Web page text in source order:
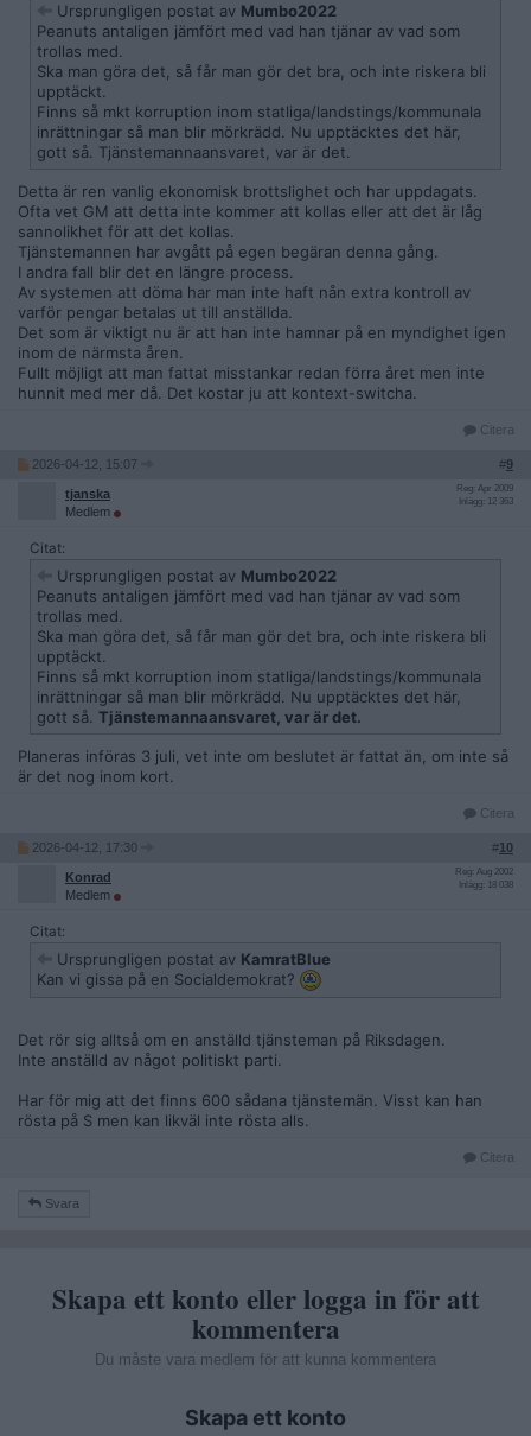
Ursprungligen postat av Mumbo2022
Peanuts antaligen jämfört med vad han tjänar av vad som
trollas med.
Ska man göra det, så får man gör det bra, och inte riskera bli
upptäckt.
Finns så mkt korruption inom statliga/landstings/kommunala
inrättningar så man blir mörkrädd. Nu upptäcktes det här,
gott så. Tjänstemannaansvaret, var är det.
Detta är ren vanlig ekonomisk brottslighet och har uppdagats.
Ofta vet GM att detta inte kommer att kollas eller att det är låg
sannolikhet för att det kollas.
Tjänstemannen har avgått på egen begäran denna gång.
I andra fall blir det en längre process.
Av systemen att döma har man inte haft nån extra kontroll av
varför pengar betalas ut till anställda.
Det som är viktigt nu är att han inte hamnar på en myndighet igen
inom de närmsta åren.
Fullt möjligt att man fattat misstankar redan förra året men inte
hunnit med mer då. Det kostar ju att kontext-switcha.
Citera
2026-04-12, 15:07 #9
tjanska
Medlem
Reg: Apr 2009
Inlägg: 12 363
Citat:
Ursprungligen postat av Mumbo2022
Peanuts antaligen jämfört med vad han tjänar av vad som
trollas med.
Ska man göra det, så får man gör det bra, och inte riskera bli
upptäckt.
Finns så mkt korruption inom statliga/landstings/kommunala
inrättningar så man blir mörkrädd. Nu upptäcktes det här,
gott så. Tjänstemannaansvaret, var är det.
Planeras införas 3 juli, vet inte om beslutet är fattat än, om inte så
är det nog inom kort.
Citera
2026-04-12, 17:30 #10
Konrad
Medlem
Reg: Aug 2002
Inlägg: 18 038
Citat:
Ursprungligen postat av KamratBlue
Kan vi gissa på en Socialdemokrat?
Det rör sig alltså om en anställd tjänsteman på Riksdagen.
Inte anställd av något politiskt parti.
Har för mig att det finns 600 sådana tjänstemän. Visst kan han
rösta på S men kan likväl inte rösta alls.
Citera
Svara
Skapa ett konto eller logga in för att
kommentera
Du måste vara medlem för att kunna kommentera
Skapa ett konto